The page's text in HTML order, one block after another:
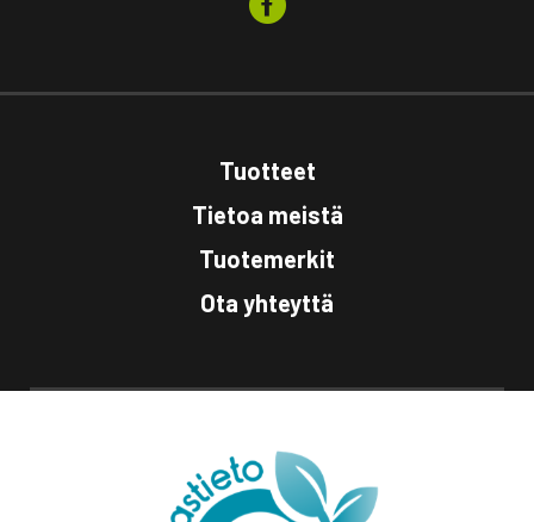
Tuotteet
Tietoa meistä
Tuotemerkit
Ota yhteyttä